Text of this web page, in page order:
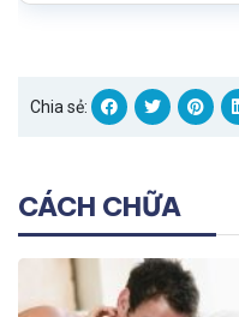
Chia sẻ:
CÁCH CHỮA